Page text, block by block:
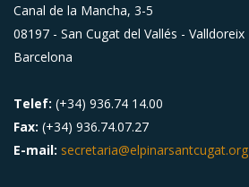
Canal de la Mancha, 3-5
08197 - San Cugat del Vallés - Valldoreix
Barcelona
Telef: (+34) 936.74 14.00
Fax: (+34) 936.74.07.27
E-mail: secretaria@elpinarsantcugat.org